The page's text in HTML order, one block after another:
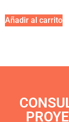
Añadir al carrito